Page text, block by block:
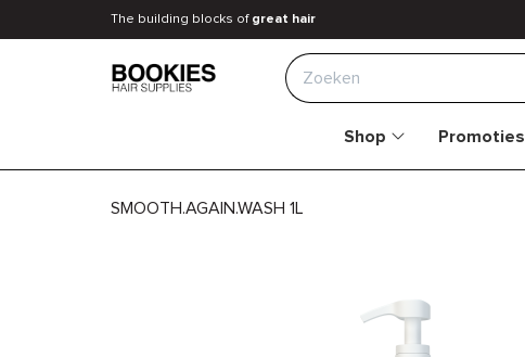
The building blocks of great hair
Zoeken
Shop Promoties
SMOOTH.AGAIN.WASH 1L